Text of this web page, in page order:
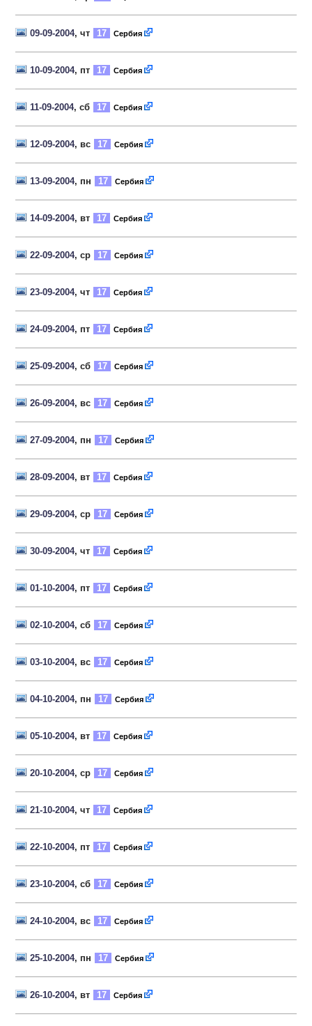
09-09-2004, чт 17 Сербия
10-09-2004, пт 17 Сербия
11-09-2004, сб 17 Сербия
12-09-2004, вс 17 Сербия
13-09-2004, пн 17 Сербия
14-09-2004, вт 17 Сербия
22-09-2004, ср 17 Сербия
23-09-2004, чт 17 Сербия
24-09-2004, пт 17 Сербия
25-09-2004, сб 17 Сербия
26-09-2004, вс 17 Сербия
27-09-2004, пн 17 Сербия
28-09-2004, вт 17 Сербия
29-09-2004, ср 17 Сербия
30-09-2004, чт 17 Сербия
01-10-2004, пт 17 Сербия
02-10-2004, сб 17 Сербия
03-10-2004, вс 17 Сербия
04-10-2004, пн 17 Сербия
05-10-2004, вт 17 Сербия
20-10-2004, ср 17 Сербия
21-10-2004, чт 17 Сербия
22-10-2004, пт 17 Сербия
23-10-2004, сб 17 Сербия
24-10-2004, вс 17 Сербия
25-10-2004, пн 17 Сербия
26-10-2004, вт 17 Сербия